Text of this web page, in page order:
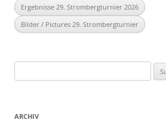
Ergebnisse 29. Strombergturnier 2026
Bilder / Pictures 29. Strombergturnier
nach:
ARCHIV